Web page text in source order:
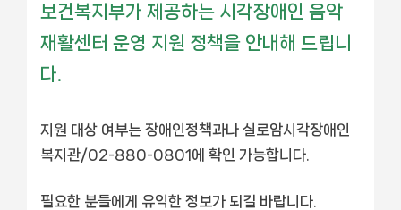
보건복지부가 제공하는 시각장애인 음악
재활센터 운영 지원 정책을 안내해 드립니
다.
지원 대상 여부는 장애인정책과나 실로암시각장애인
복지관/02-880-0801에 확인 가능합니다.
필요한 분들에게 유익한 정보가 되길 바랍니다.